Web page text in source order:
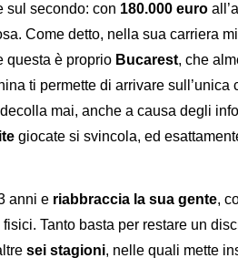
sul secondo: con 180.000 euro
Come detto, nella sua carriera
questa è proprio Bucarest, che
ti permette di arrivare sull’unica
mai, anche a causa degli
giocate si svincola, ed
anni e riabbraccia la sua gente,
Tanto basta per restare un
sei stagioni, nelle quali mette